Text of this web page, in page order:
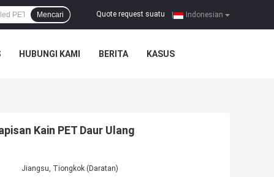
Indonesian
Quote request suatu
Mencari
HUBUNGI KAMI BERITA KASUS
Kain PET Daur Ulang
Jiangsu, Tiongkok (Daratan)